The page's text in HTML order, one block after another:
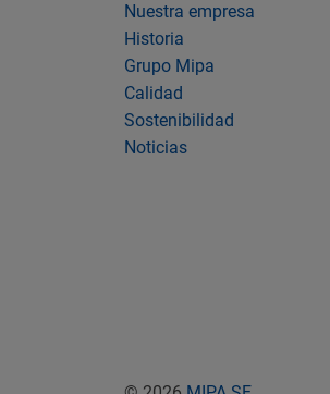
Nuestra empresa
Historia
Grupo Mipa
Calidad
Sostenibilidad
Noticias